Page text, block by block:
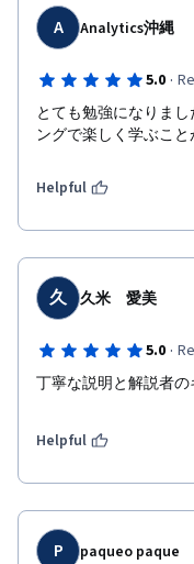
A Analytics沖縄
5.0 ·
とても勉強になりま
ングで楽しく学ぶこと
Helpful
久 久米 愛美
5.0 ·
丁寧な説明と解説者の
Helpful
P paqueo paque